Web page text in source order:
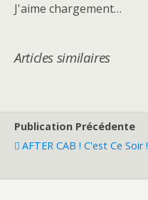
J'aime chargement…
Articles similaires
Publication Précédente
AFTER CAB ! C'est Ce Soir !